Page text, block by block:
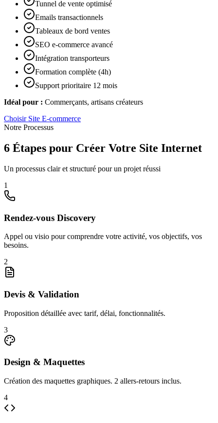
Tunnel de vente optimisé
Emails transactionnels
Tableaux de bord ventes
SEO e-commerce avancé
Intégration transporteurs
Formation complète (4h)
Support prioritaire 12 mois
Idéal pour : Commerçants, artisans créateurs
Choisir Site E-commerce
Notre Processus
6 Étapes pour Créer Votre Site Internet
Un processus clair et structuré pour un projet réussi
1
Rendez-vous Discovery
Appel ou visio pour comprendre votre activité, vos objectifs, vos
besoins.
2
Devis & Validation
Proposition détaillée avec tarif, délai, fonctionnalités.
3
Design & Maquettes
Création des maquettes graphiques. 2 allers-retours inclus.
4